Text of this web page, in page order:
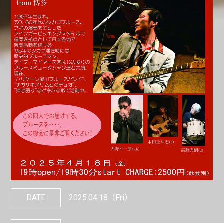
DATE 2025.04.18 （Fri）